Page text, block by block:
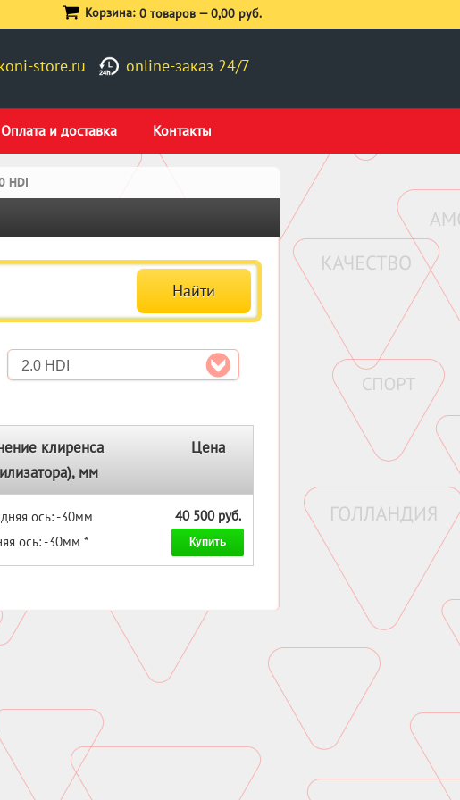
store.ru online-заказ 24/7
Оплата и доставка Контакты
Корзина: 0 товаров —0,00 руб.
HDI
2.0 HDI
клиренса
мм
Цена
ось: -30мм
ось: -30мм *
40 500 руб.
Купить